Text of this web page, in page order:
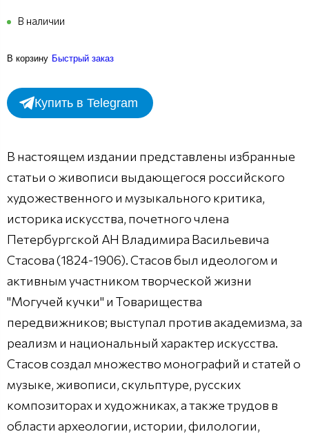
В наличии
В корзину Быстрый заказ
Купить в Telegram
В настоящем издании представлены избранные
статьи о живописи выдающегося российского
художественного и музыкального критика,
историка искусства, почетного члена
Петербургской АН Владимирa Васильевичa
Стасова (1824-1906). Стасов был идеологом и
активным участником творческой жизни
"Могучей кучки" и Товарищества
передвижников; выступал против академизма, за
реализм и национальный характер искусства.
Стасов создал множество монографий и статей о
музыке, живописи, скульптуре, русских
композиторах и художниках, а также трудов в
области археологии, истории, филологии,